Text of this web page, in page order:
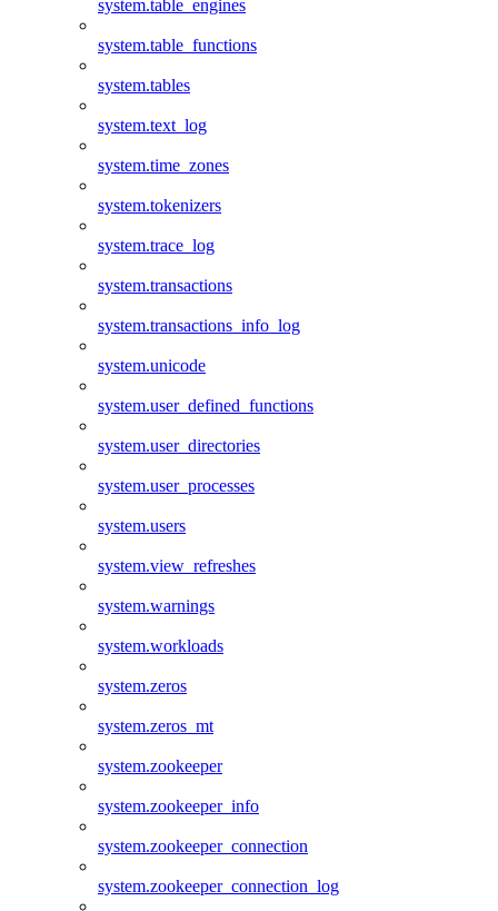
system.table_engines
system.table_functions
system.tables
system.text_log
system.time_zones
system.tokenizers
system.trace_log
system.transactions
system.transactions_info_log
system.unicode
system.user_defined_functions
system.user_directories
system.user_processes
system.users
system.view_refreshes
system.warnings
system.workloads
system.zeros
system.zeros_mt
system.zookeeper
system.zookeeper_info
system.zookeeper_connection
system.zookeeper_connection_log